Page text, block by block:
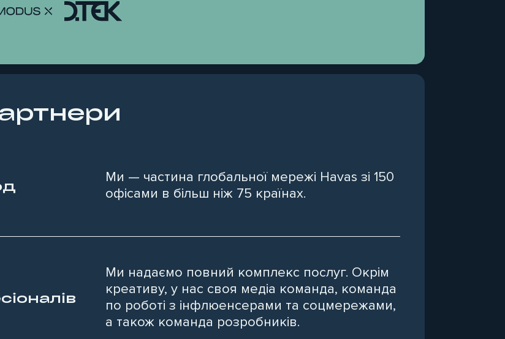
Ми — частина глобальної мережі Havas зі 150
офісами в більш ніж 75 країнах.
Ми надаємо повний комплекс послуг. Окрім
креативу, у нас своя медіа команда, команда
по роботі з інфлюенсерами та соцмережами,
а також команда розробників.